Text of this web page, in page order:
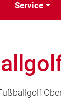
Service